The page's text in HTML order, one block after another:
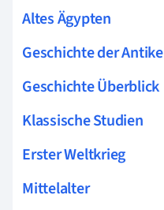
Altes Ägypten
Geschichte der Antike
Geschichte Überblick
Klassische Studien
Erster Weltkrieg
Mittelalter